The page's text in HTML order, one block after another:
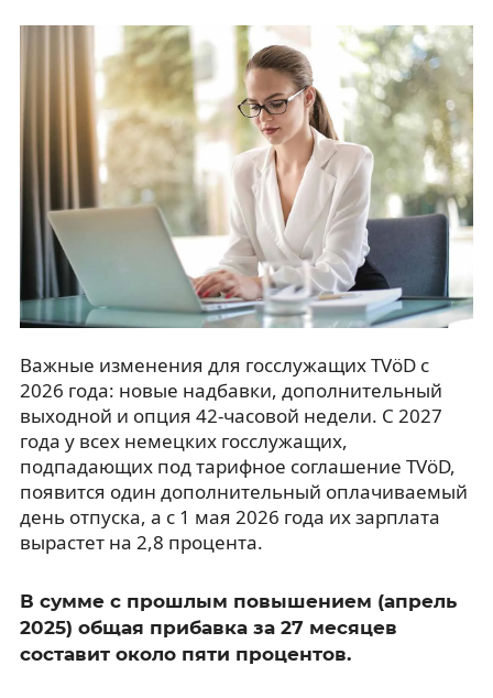
Важные изменения для госслужащих TVöD с
2026 года: новые надбавки, дополнительный
выходной и опция 42-часовой недели. С 2027
года у всех немецких госслужащих,
подпадающих под тарифное соглашение TVöD,
появится один дополнительный оплачиваемый
день отпуска, а с 1 мая 2026 года их зарплата
вырастет на 2,8 процента.
В сумме с прошлым повышением (апрель
2025) общая прибавка за 27 месяцев
составит около пяти процентов.